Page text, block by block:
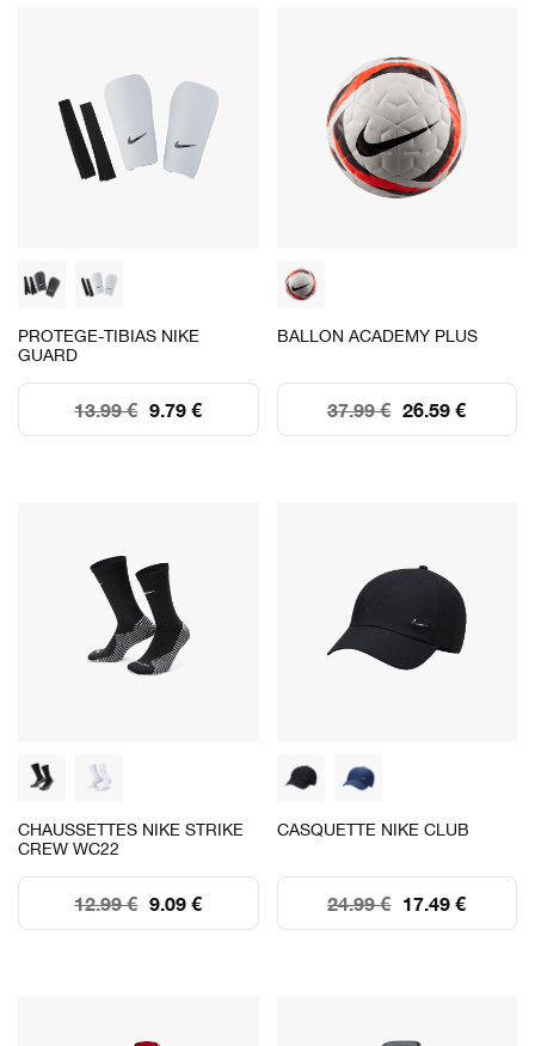
PROTEGE-TIBIAS NIKE
GUARD
9.79 €
13.99 €
BALLON ACADEMY PLUS
26.59 €
37.99 €
CHAUSSETTES NIKE STRIKE
CREW WC22
9.09 €
12.99 €
CASQUETTE NIKE CLUB
17.49 €
24.99 €